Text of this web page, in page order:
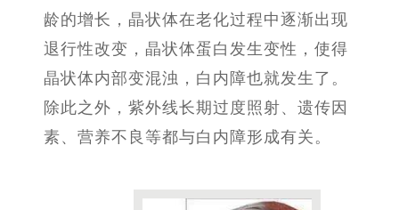
龄的增长，晶状体在老化过程中逐渐出现
退行性改变，晶状体蛋白发生变性，使得
晶状体内部变混浊，白内障也就发生了。
除此之外，紫外线长期过度照射、遗传因
素、营养不良等都与白内障形成有关。